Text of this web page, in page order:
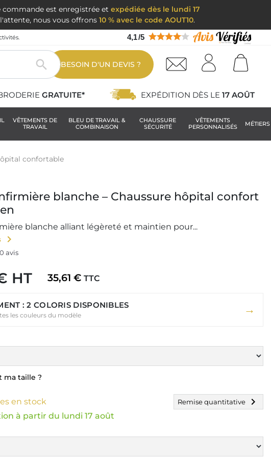
commande est enregistrée etexpédiée dès le lundi 17
nous vous offrons 10 % avec le code AOUT10.
4,1/5
 BESOIN D'UN DEVIS ?
GRATUITE* EXPÉDITION DÈS LE 17 AOÛT
VÊTEMENTS DE
TRAVAIL
BLEU DE TRAVAIL &
COMBINAISON
CHAUSSURE
SÉCURITÉ
VÊTEMENTS
PERSONNALISÉS
MÉTIERS
confortable
blanche – Chaussure hôpital confort
blanche alliant légèreté et maintien pour...
chevron_right
avis
HT 35,61 € TTC
: 2 COLORIS DISPONIBLES
les couleurs du modèle →
ma taille ?
en stock
à partir du lundi 17 août
Remise quantitative chevron_right